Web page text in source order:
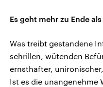
Es geht mehr zu Ende
Was treibt gestandene
schrillen, wütenden
ernsthafter,
Ist es die unangenehme